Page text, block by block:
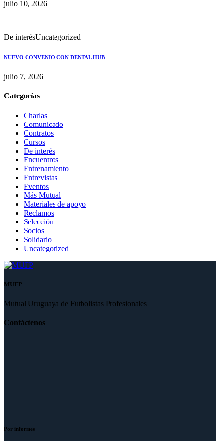
julio 10, 2026
De interésUncategorized
NUEVO CONVENIO CON DENTAL HUB
julio 7, 2026
Categorías
Charlas
Comunicado
Contratos
Cursos
De interés
Encuentros
Entrenamiento
Entrevistas
Eventos
Más Mutual
Materiales de apoyo
Reclamos
Selección
Socios
Solidario
Uncategorized
MUFP
Mutual Uruguaya de Futbolistas Profesionales
Contáctenos
Por informes